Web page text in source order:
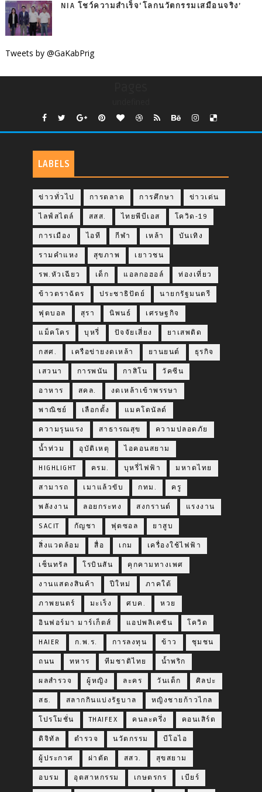
NIA โชว์ความสำเร็จ‘โลกนวัตกรรมเสมือนจริง’
Tweets by @GaKabPrig
LABELS
ข่าวทั่วไป การตลาด การศึกษา ข่าวเด่น
ไลฟ์สไตล์ สสส. ไทยพีบีเอส โควิด-19
การเมือง ไอที กีฬา เหล้า บันเทิง
รามคำแหง สุขภาพ เยาวชน
รพ.หัวเฉียว เด็ก แอลกอฮอล์ ท่องเที่ยว
ข้าวตราฉัตร ประชาธิปัตย์ นายกรัฐมนตรี
ฟุตบอล สุรา นิพนธ์ เศรษฐกิจ
แม็คโคร บุหรี่ ปัจจัยเสี่ยง ยาเสพติด
กสศ. เครือข่ายงดเหล้า ยานยนต์ ธุรกิจ
เสวนา การพนัน กาสิโน วัคซีน
อาหาร สคล. งดเหล้าเข้าพรรษา
พาณิชย์ เลือกตั้ง แมคโดนัลด์
ความรุนแรง สาธารณสุข ความปลอดภัย
น้ำท่วม อุบัติเหตุ ไอคอนสยาม
HIGHLIGHT ครม. บุหรี่ไฟฟ้า มหาดไทย
สามารถ เมาแล้วขับ กทม. ครู
พลังงาน ลอยกระทง สงกรานต์ แรงงาน
SACIT กัญชา ฟุตซอล ยาสูบ
สิ่งแวดล้อม สื่อ เกม เครื่องใช้ไฟฟ้า
เซ็นทรัล โรบินสัน คุกคามทางเพศ
งานแสดงสินค้า ปีใหม่ ภาคใต้
ภาพยนตร์ มะเร็ง ศบค. หวย
อินฟอร์มา มาร์เก็ตส์ แอปพลิเคชัน โควิด
HAIER ก.พ.ร. การลงทุน ข้าว ชุมชน
ถนน ทหาร ทีมชาติไทย น้ำพริก
ผลสำรวจ ผู้หญิง ละคร วันเด็ก ศิลปะ
สธ. สลากกินแบ่งรัฐบาล หญิงชายก้าวไกล
โปรโมชั่น THAIFEX คนละครึ่ง คอนเสิร์ต
ดิจิทัล ตำรวจ นวัตกรรม บีโอไอ
ผู้ประกาศ ผ่าตัด สสว. สุขสยาม
อบรม อุตสาหกรรม เกษตรกร เบียร์